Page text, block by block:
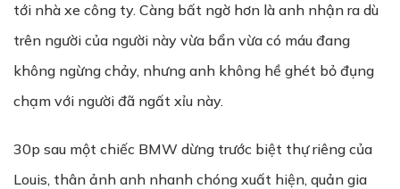
tới nhà xe công ty. Càng bất ngờ hơn là anh nhận ra dù
trên người của người này vừa bẩn vừa có máu đang
không ngừng chảy, nhưng anh không hề ghét bỏ đụng
chạm với người đã ngất xỉu này.
30p sau một chiếc BMW dừng trước biệt thự riêng của
Louis, thân ảnh anh nhanh chóng xuất hiện, quản gia